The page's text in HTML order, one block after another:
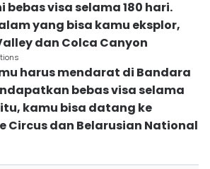
bebas visa selama 180 hari.
yang bisa kamu eksplor,
dan Colca Canyon
harus mendarat di Bandara
bebas visa selama
kamu bisa datang ke
Circus dan Belarusian National